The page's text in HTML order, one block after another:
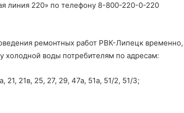
линия 220» по телефону 8-800-220-0-220
ремонтных работ РВК-Липецк временно,
холодной воды потребителям по адресам:
21, 21в, 25, 27, 29, 47а, 51а, 51/2, 51/3;